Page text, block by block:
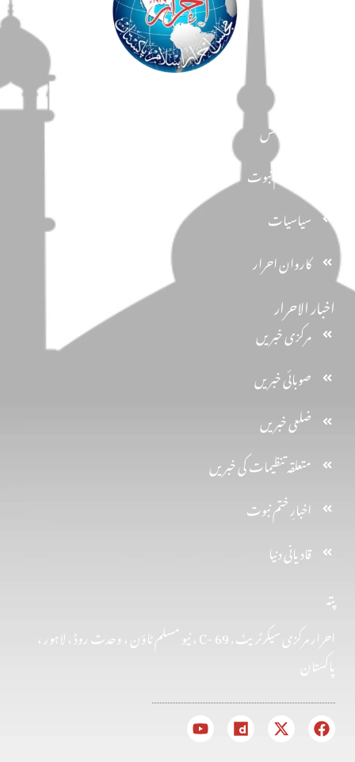
پتہ
احرار مرکزی سیکرٹریٹ . 69 -C ، نیو مسلم ٹاؤن ، وحدت روڈ ، لاہور ،
پاکستان
اخبار الاحرار
مرکزی خبریں
صوبائی خبریں
ضلعی خبریں
متعلقہ تنظیمات کی خبریں
اخبارِ ختم نبوت
قادیانی دنیا
دین و دانش
تحفظ ختم نبوت
سیاسیات
کاروان احرار